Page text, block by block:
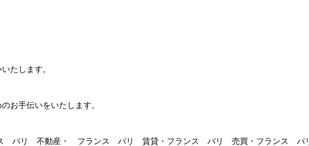
たします。
お手伝いをいたします。
パリ 不動産・ フランス パリ 賃貸・フランス パリ 売買・フランス パリ